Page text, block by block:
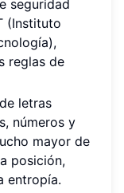
seguridad
(Instituto
reglas de
letras
números y
mayor de
posición,
entropía.